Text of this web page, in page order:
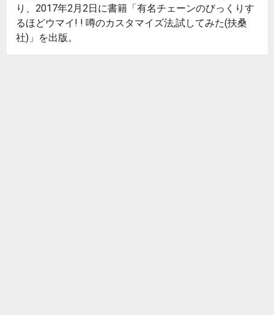
り、2017年2月2日に書籍「有名チェーンのびっくりす
るほどウマイ! ! 噂のカスタマイズ法,試してみた(扶桑
社)」を出版。